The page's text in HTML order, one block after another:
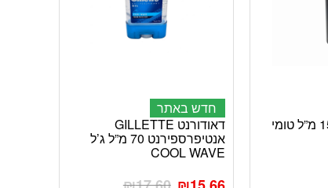
דאו קריס קימי 150 מ”ל טומי
חדש באתר
דאודורנט GILLETTE
אנטיפרספירנט 70 מ”ל ג’ל
COOL WAVE